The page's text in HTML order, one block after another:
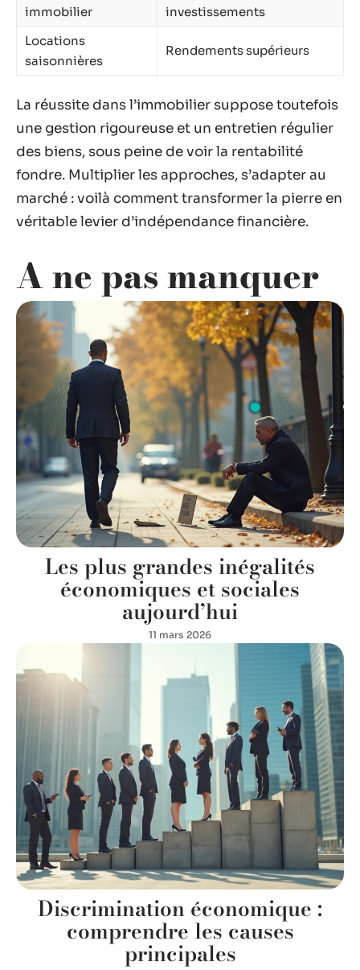
immobilier
investissements
Locations
saisonnières
Rendements supérieurs
La réussite dans l’immobilier suppose toutefois
une gestion rigoureuse et un entretien régulier
des biens, sous peine de voir la rentabilité
fondre. Multiplier les approches, s’adapter au
marché : voilà comment transformer la pierre en
véritable levier d’indépendance financière.
A ne pas manquer
Les plus grandes inégalités
économiques et sociales
aujourd’hui
11 mars 2026
Discrimination économique :
comprendre les causes
principales